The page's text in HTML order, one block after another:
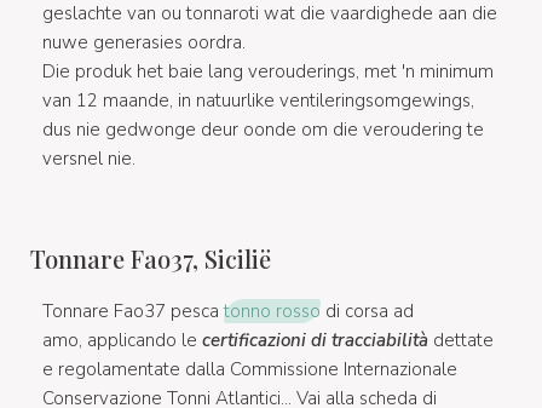
geslachte van ou tonnaroti wat die vaardighede aan die
nuwe generasies oordra.
Die produk het baie lang verouderings, met 'n minimum
van 12 maande, in natuurlike ventileringsomgewings,
dus nie gedwonge deur oonde om die veroudering te
versnel nie.
Tonnare Fao37, Sicilië
Tonnare Fao37 pescatonno rosso di corsa ad
amo, applicando le certificazioni di tracciabilità dettate
e regolamentate dalla Commissione Internazionale
Conservazione Tonni Atlantici... Vai alla scheda di